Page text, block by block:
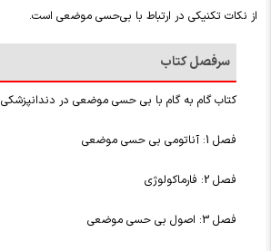
از نکات تکنیکی در ارتباط با بی‌حسی موضعی است.
سرفصل کتاب
کتاب گام به گام با بی حسی موضعی در دندانپزشکی
فصل 1: آناتومی بی حسی موضعی
فصل 2: فارماکولوژی
فصل 3: اصول بی حسی موضعی